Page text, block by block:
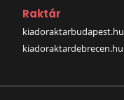
Raktár
kiadoraktarbudapest.hu
kiadoraktardebrecen.hu